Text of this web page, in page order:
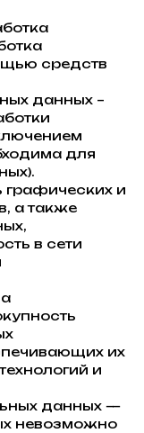
средств
данных –
для
графических и
а также
в сети
их
и
данных —
невозможно